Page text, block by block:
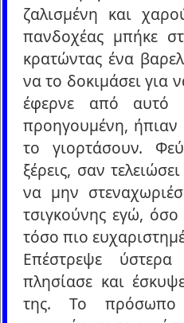
ζαλισμένη και
πανδοχέας μπήκε
κρατώντας ένα
να το δοκιμάσει για
έφερνε από αυτό
προηγουμένη, ήπιαν
το γιορτάσουν.
ξέρεις, σαν
να μην
τσιγκούνης εγώ, όσο
τόσο πιο
Επέστρεψε
πλησίασε και
της. Το